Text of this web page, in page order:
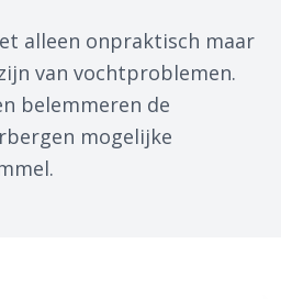
alleen onpraktisch maar
van vochtproblemen.
belemmeren de
mogelijke